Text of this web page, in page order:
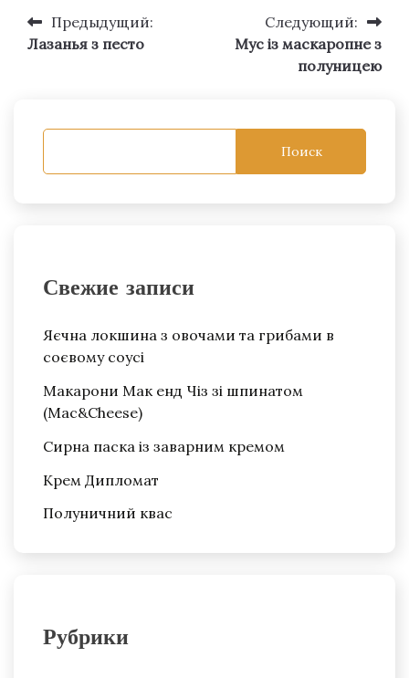
Навигация
Предыдущий:
Лазанья з песто
Следующий:
Мус із маскаропне з
полуницею
Поиск
Свежие записи
Яєчна локшина з овочами та грибами в
соєвому соусі
Макарони Мак енд Чіз зі шпинатом
(Mac&Cheese)
Сирна паска із заварним кремом
Крем Дипломат
Полуничний квас
Рубрики